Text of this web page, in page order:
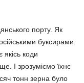
порту. Як
буксирами.
коди
І зрозуміємо їхнє
тонн зерна було